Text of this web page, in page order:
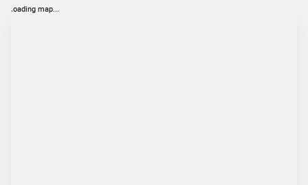
loading map...